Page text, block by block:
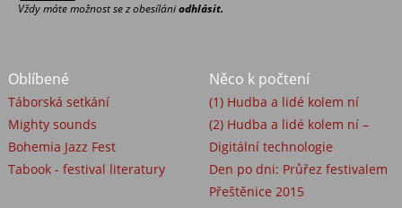
Vždy máte možnost se z obesílániodhlásit.
Oblíbené
Táborská setkání
Mighty sounds
Bohemia Jazz Fest
Tabook - festival literatury
Něco k počtení
(1) Hudba a lidé kolem ní
(2) Hudba a lidé kolem ní –
Digitální technologie
Den po dni: Průřez festivalem
Přeštěnice 2015